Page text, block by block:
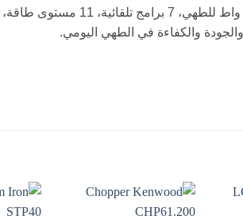
والكفاءة في الطهي اليومي.